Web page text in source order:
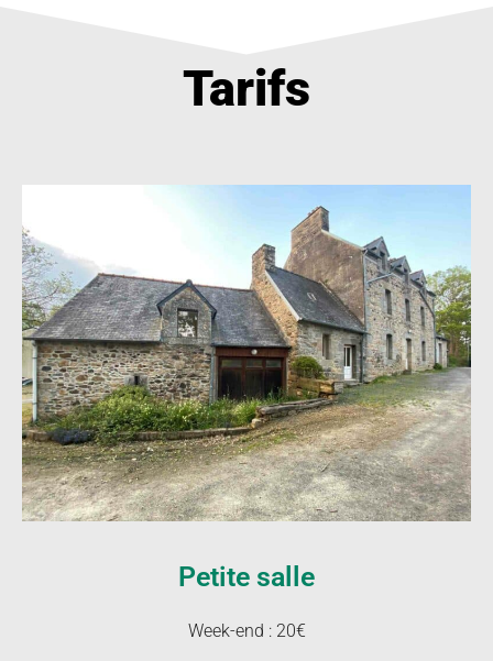
Tarifs
Petite salle
Week-end : 20€